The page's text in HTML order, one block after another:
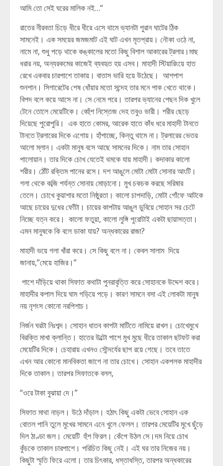
আমি তো সেই ঘরের মালিক নই…”
রাতের নীরবতা চিড়ে ধীরে ধীরে এসে থামে ভ্যানটা পুরান ঘাটের ঠিক
সামনেই। এক সময়ের জমজমাট এই ঘাট এখন মৃতপ্রায়। নৌকা ওঠে না,
নামে না, শুধু পড়ে থাকে কঙ্কালের মতো কিছু বিশাল আকারের ট্রলার।মাছ
ধরার নয়, অন্যরকমের কাজেই ব্যবহৃত হয় এসব। মাহাদী স্টিয়ারিংয়ে হাত
রেখে একবার চারপাশে তাকায়। বাতাস ভারি হয়ে উঠেছে। আশপাশ
শুনশান। সিগারেটের শেষ ধোঁয়ার মতো সন্দেহ তার মনে পাক খেতে থাকে।
বিপদ বলে কয়ে আসে না। সে নেমে পরে। তারপর ভ্যানের পেছন দিক খুলে
টেনে তোলে মেয়েটিকে। বেহুঁশ নিস্তেজ দেহ তবুও ভারী। শরীর ছেড়ে
দিয়েছে পুরোপুরি। এক হাতে কোমর, আরেক হাতে কাঁধ ধরে মাহাদী টানতে
টানতে ট্রলারের দিকে এগোয়। হাঁপাচ্ছে, কিন্তু থামে না। ট্রলারের ভেতর
আলো ম্লান। একটা মানুষ বসে আছে সামনের দিকে। নাম তার সোহান
পালোয়ান। তার দিকে চোখ যেতেই থমকে যায় মাহাদী। কদাকার কালো
শরীর। ঠোঁট রক্তিম পানের রসে। দশ আঙুলে মোটা মোটা সোনার আংটি।
গলা থেকে কব্জি পর্যন্ত সোনায় মোড়ানো। মুখ চকচক করছে সরিষার
তেলে। চোখে কুয়াশার মতো নিষ্ঠুরতা। কালো চাপদাড়ি, মোটা গোঁফে আটকে
আছে চায়ের দুধের ফোঁটা। চায়ের কাপটায় আঙুল ডুবিয়ে সোহান সর চেটে
নিচ্ছে যত্ন করে। কালো ফতুয়া, কালো লুঙ্গি পুরোটাই একটা ছায়াসত্তা।
এমন মানুষকে কি বলে ডাকা যায়? অন্ধকারের রাজা?
মাহাদী ভয়ে গলা খাঁরা করে। সে কিছু বলে না। কেবল সালাম দিয়ে
জানায়,”মেয়ে হাজির।”
পাশে দাঁড়িয়ে থাকা সিফাত কথাটা পুনরাবৃত্তি করে সোহানকে উদ্দেশ করে।
মাহাদীর কপাল দিয়ে ঘাম গড়িয়ে পড়ে। কারণ সামনে বসা এই লোকটা মানুষ
নয় নৃশংস কোনো নরপিশাচ।
নির্জন ঘরটা নিঃশব্দ। সোহান ধাতব কাপটা মাটিতে নামিয়ে রাখল। চোখেমুখে
বিরক্তি মাখা ক্লান্তি। হাতের উল্টো পাশে মুখ মুছে ধীরে তাকাল ছটফট করা
মেয়েটির দিকে। চেহারায় এখনও সৌন্দর্যের ছাপ রয়ে গেছে। তবে তাতে
এখন আর কোনো মানবিকতা জাগে না তার চোখে। সোহান একপলক মাহাদীর
দিকে তাকাল। তারপর সিফাতকে বলল,
“ওরে টাকা বুঝায়া দে।”
সিফাত মাথা নাড়ল। উঠে দাঁড়াল। হঠাৎ কিছু একটা ভেবে সোহান এক
বোতল পানি তুলে মুখের সামনে এনে খুলে ফেলল। তারপর মেয়েটির মুখে ছুঁড়ে
দিল ঠাণ্ডা জল। মেয়েটি হুঁশ ফিরল। কেঁপে উঠল সে।দম নিয়ে চোখ
কুঁচকে তাকাল চারপাশে। পরিচিত কিছু নেই। এই ঘর তার নিজের নয়।
কিছুটা স্মৃতি ফিরে এলো। তার চিৎকার, ধস্তাধস্তি, তারপর অন্ধকারের